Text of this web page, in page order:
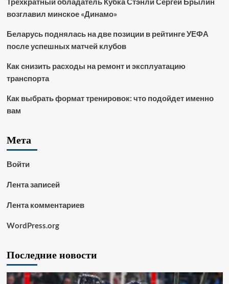
возглавил минское «Динамо»
Беларусь поднялась на две позиции в рейтинге УЕФА
после успешных матчей клубов
Как снизить расходы на ремонт и эксплуатацию
транспорта
Как выбрать формат тренировок: что подойдет именно
вам
Мета
Войти
Лента записей
Лента комментариев
WordPress.org
Последние новости